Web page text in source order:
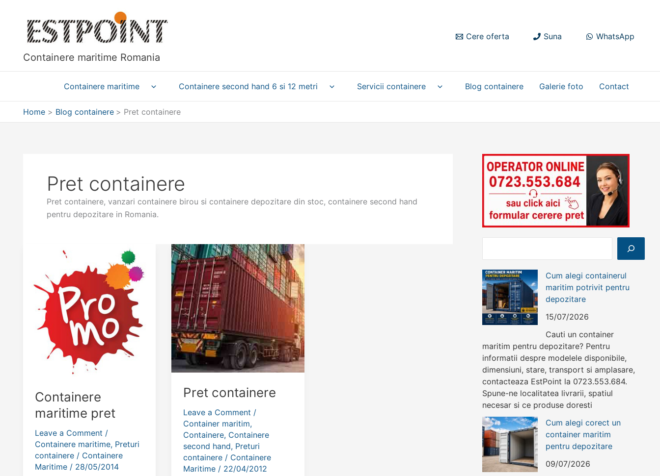
content
Containere maritime Romania
Cere oferta Suna WhatsApp
Containere maritime Containere second hand 6 si 12 metri Servicii containere Blog containere Galerie foto Contact
Home Blog containere Pret containere
Pret containere
Pret containere, vanzari containere birou si containere depozitare din stoc, containere second hand
pentru depozitare in Romania.
Containere
maritime pret
Leave a Comment /
Containere maritime, Preturi
containere / Containere
Maritime / 28/05/2014
Pret containere
Leave a Comment /
Container maritim,
Containere, Containere
second hand, Preturi
containere / Containere
Maritime / 22/04/2012
Cum alegi containerul
maritim potrivit pentru
depozitare
15/07/2026
Cauti un container
maritim pentru depozitare? Pentru
informatii despre modelele disponibile,
dimensiuni, stare, transport si amplasare,
contacteaza EstPoint la 0723.553.684.
Spune-ne localitatea livrarii, spatiul
necesar si ce produse doresti
Cum alegi corect un
container maritim
pentru depozitare
09/07/2026